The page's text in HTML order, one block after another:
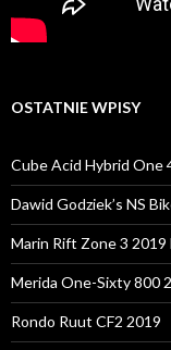
OSTATNIE WPISY
Cube Acid Hybrid One
Dawid Godziek’s NS
Marin Rift Zone 3 2019
Merida One-Sixty 800
Rondo Ruut CF2 2019